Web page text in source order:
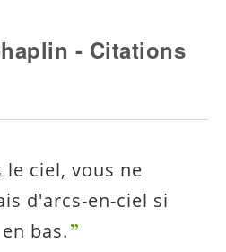
- Citations
le ciel, vous ne
d'arcs-en-ciel si
bas.